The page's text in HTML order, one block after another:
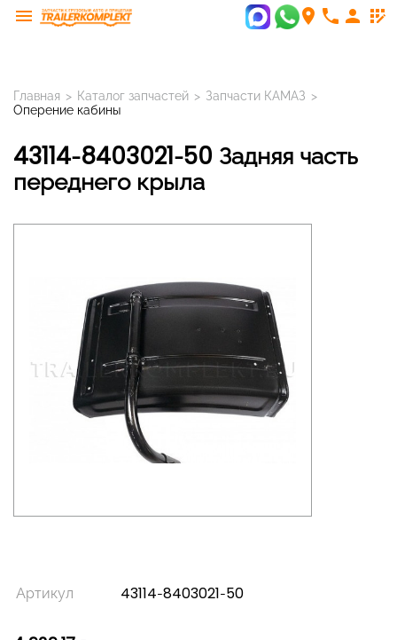
menu room phone person app_registration
Главная > Каталог запчастей > Запчасти КАМАЗ >
Оперение кабины
43114-8403021-50 Задняя часть
переднего крыла
Артикул 43114-8403021-50